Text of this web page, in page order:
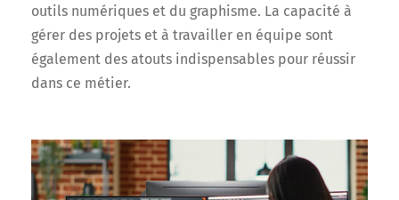
outils numériques et du graphisme. La capacité à
gérer des projets et à travailler en équipe sont
également des atouts indispensables pour réussir
dans ce métier.